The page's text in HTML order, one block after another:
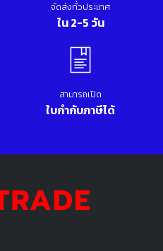
จัดส่งทั่วประเทศ
ใน 2-5 วัน
สามารถเปิด
ใบกำกับภาษีได้